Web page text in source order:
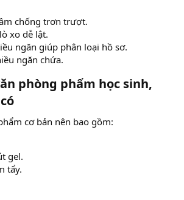
chống trơn trượt.
xo dễ lật.
ngăn giúp phân loại hồ sơ.
ngăn chứa.
phòng phẩm học sinh,
cơ bản nên bao gồm:
gel.
tẩy.